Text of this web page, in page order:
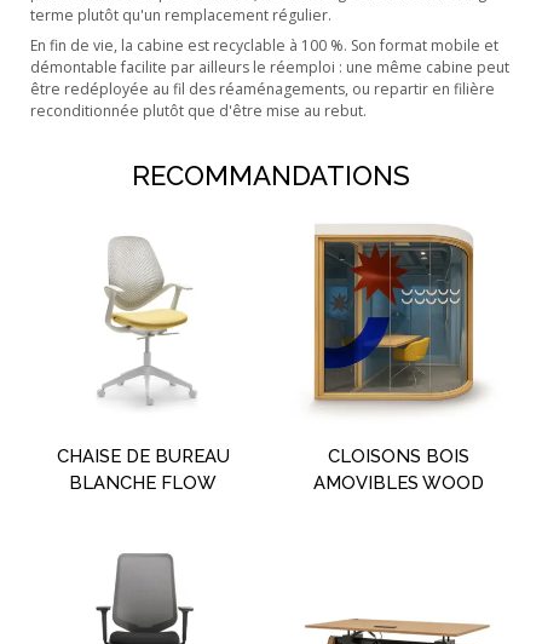
terme plutôt qu'un remplacement régulier.
En fin de vie, la cabine est recyclable à 100 %. Son format mobile et
démontable facilite par ailleurs le réemploi : une même cabine peut
être redéployée au fil des réaménagements, ou repartir en filière
reconditionnée plutôt que d'être mise au rebut.
RECOMMANDATIONS
CHAISE DE BUREAU
BLANCHE FLOW
CLOISONS BOIS
AMOVIBLES WOOD